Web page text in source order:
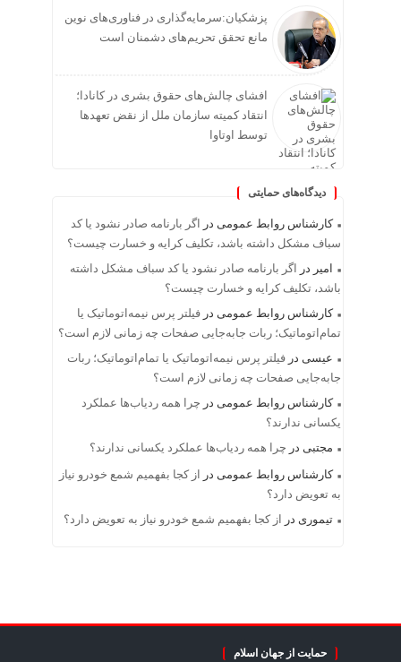
پزشکیان:سرمایه‌گذاری در فناوری‌های نوین
مانع تحقق تحریم‌های دشمنان است
افشای چالش‌های حقوق بشری در کانادا؛
انتقاد کمیته سازمان ملل از نقض تعهد‌ها
توسط اوتاوا
دیدگاه‌های حمایتی
کارشناس روابط عمومی در
اگر بارنامه صادر نشود یا کد
سباف مشکل داشته باشد، تکلیف کرایه و خسارت چیست؟
امیر در
اگر بارنامه صادر نشود یا کد سباف مشکل داشته
باشد، تکلیف کرایه و خسارت چیست؟
کارشناس روابط عمومی در فیلتر پرس نیمه‌اتوماتیک یا
تمام‌اتوماتیک؛ ربات جابه‌جایی صفحات چه زمانی لازم است؟
عیسی در فیلتر پرس نیمه‌اتوماتیک یا تمام‌اتوماتیک؛ ربات
جابه‌جایی صفحات چه زمانی لازم است؟
کارشناس روابط عمومی در چرا همه ردیاب‌ها عملکرد
یکسانی ندارند؟
مجتبی در چرا همه ردیاب‌ها عملکرد یکسانی ندارند؟
کارشناس روابط عمومی در
از کجا بفهمیم شمع خودرو نیاز
به تعویض دارد؟
تیموری در از کجا بفهمیم شمع خودرو نیاز به تعویض دارد؟
حمایت از جهان اسلام